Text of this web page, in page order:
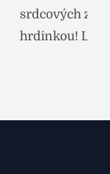
srdcových
hrdinkou!